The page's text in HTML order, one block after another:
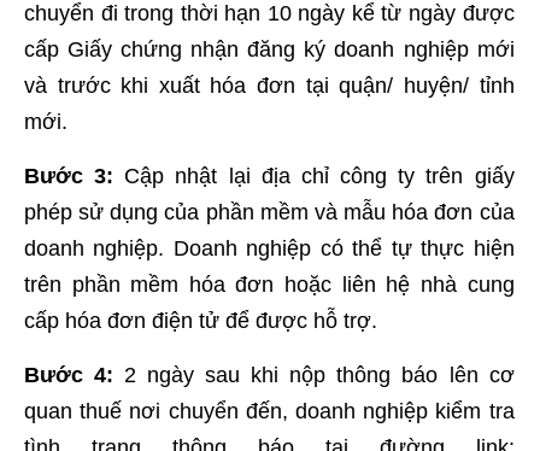
chuyển đi trong thời hạn 10 ngày kể từ ngày được
cấp Giấy chứng nhận đăng ký doanh nghiệp mới
và trước khi xuất hóa đơn tại quận/ huyện/ tỉnh
mới.
Bước 3: Cập nhật lại địa chỉ công ty trên giấy
phép sử dụng của phần mềm và mẫu hóa đơn của
doanh nghiệp. Doanh nghiệp có thể tự thực hiện
trên phần mềm hóa đơn hoặc liên hệ nhà cung
cấp hóa đơn điện tử để được hỗ trợ.
Bước 4:2 ngày sau khi nộp thông báo lên cơ
quan thuế nơi chuyển đến, doanh nghiệp kiểm tra